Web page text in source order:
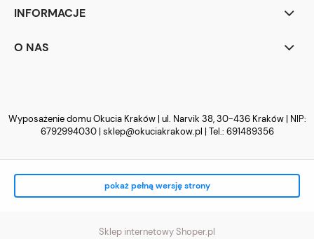
INFORMACJE
O NAS
Wyposażenie domu Okucia Kraków | ul. Narvik 38, 30-436 Kraków | NIP:
6792994030 | sklep@okuciakrakow.pl | Tel.: 691489356
pokaż pełną wersję strony
Sklep internetowy Shoper.pl